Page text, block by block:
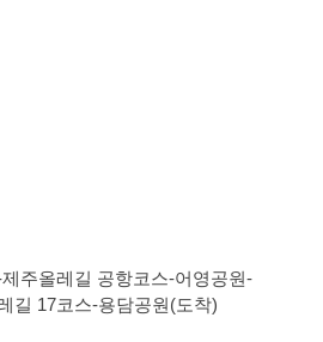
주올레길 공항코스-어영공원-
길 17코스-용담공원(도착)